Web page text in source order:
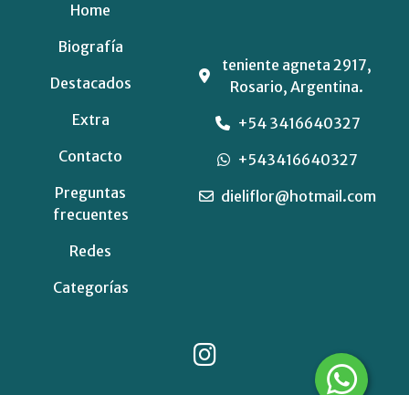
Home
Biografía
Destacados
Extra
Contacto
Preguntas
frecuentes
Redes
Categorías
teniente agneta 2917,
Rosario, Argentina.
+54 3416640327
+543416640327
dieliflor@hotmail.com